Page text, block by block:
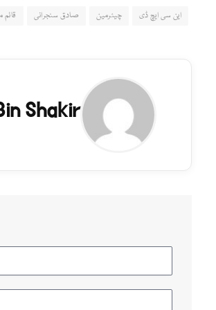
این سی ایچ ڈی چیئرمین صادق سنجرانی
Shakir